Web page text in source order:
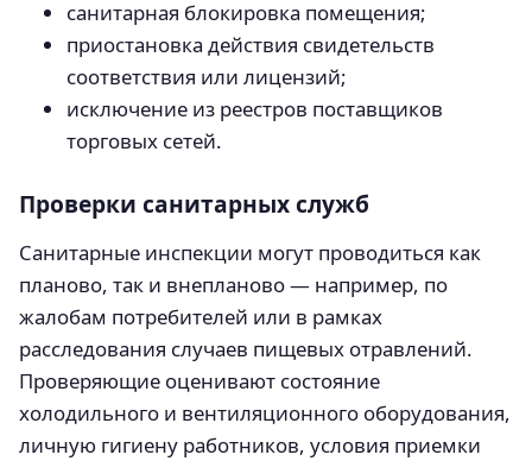
санитарная блокировка помещения;
приостановка действия свидетельств
соответствия или лицензий;
исключение из реестров поставщиков
торговых сетей.
Проверки санитарных служб
Санитарные инспекции могут проводиться как
планово, так и внепланово — например, по
жалобам потребителей или в рамках
расследования случаев пищевых отравлений.
Проверяющие оценивают состояние
холодильного и вентиляционного оборудования,
личную гигиену работников, условия приемки